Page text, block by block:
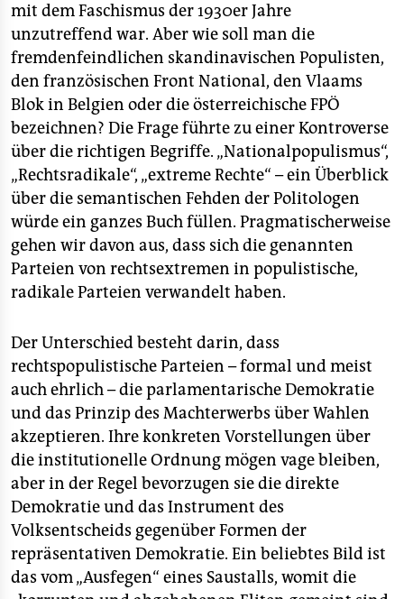
mit dem Faschismus der 1930er Jahre
unzutreffend war. Aber wie soll man die
fremdenfeindlichen skandinavischen Populisten,
den französischen Front National, den Vlaams
Blok in Belgien oder die österreichische FPÖ
bezeichnen? Die Frage führte zu einer Kontroverse
über die richtigen Begriffe. „Nationalpopulismus“,
„Rechtsradikale“, „extreme Rechte“ – ein Überblick
über die semantischen Fehden der Politologen
würde ein ganzes Buch füllen. Pragmatischerweise
gehen wir davon aus, dass sich die genannten
Parteien von rechtsextremen in populistische,
radikale Parteien verwandelt haben.
Der Unterschied besteht darin, dass
rechtspopulistische Parteien – formal und meist
auch ehrlich – die parlamentarische Demokratie
und das Prinzip des Machterwerbs über Wahlen
akzeptieren. Ihre konkreten Vorstellungen über
die institutionelle Ordnung mögen vage bleiben,
aber in der Regel bevorzugen sie die direkte
Demokratie und das Instrument des
Volksentscheids gegenüber Formen der
repräsentativen Demokratie. Ein beliebtes Bild ist
das vom „Ausfegen“ eines Saustalls, womit die